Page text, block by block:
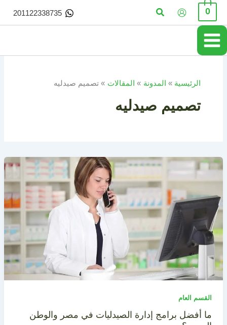
تخطي
المحتوى
0 البحث 201122338735
الرئيسية المدونة المقالات تصميم صيدليه
تصميم صيدليه
القسم العام
ما أفضل برامج إدارة الصيدليات في مصر والوطن